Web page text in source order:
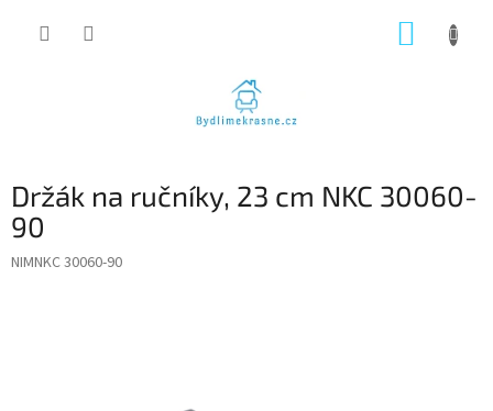
Držák na ručníky, 23 cm NKC 30060-
90
NIMNKC 30060-90